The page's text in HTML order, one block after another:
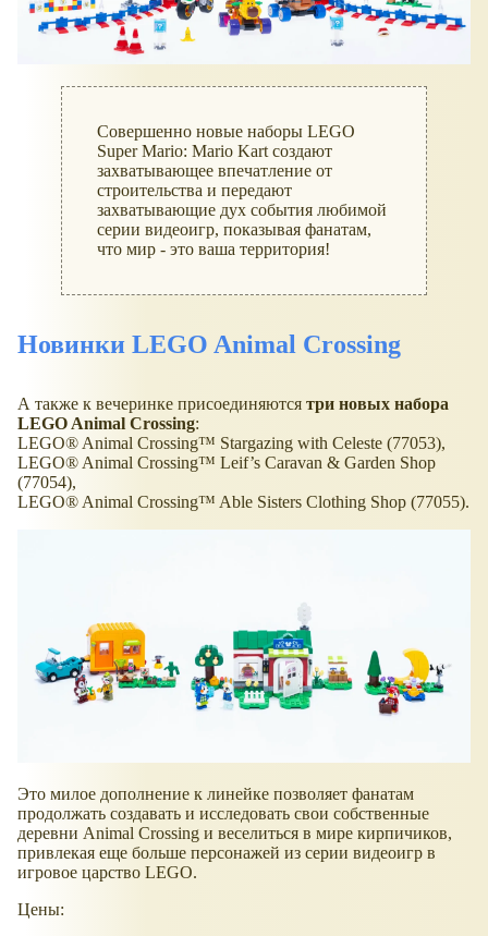
Совершенно новые наборы LEGO
Super Mario: Mario Kart создают
захватывающее впечатление от
строительства и передают
захватывающие дух события любимой
серии видеоигр, показывая фанатам,
что мир - это ваша территория!
Новинки LEGO Animal Crossing
А также к вечеринке присоединяются три новых набора
LEGO Animal Crossing:
LEGO® Animal Crossing™ Stargazing with Celeste (77053),
LEGO® Animal Crossing™ Leif’s Caravan & Garden Shop
(77054),
LEGO® Animal Crossing™ Able Sisters Clothing Shop (77055).
Это милое дополнение к линейке позволяет фанатам
продолжать создавать и исследовать свои собственные
деревни Animal Crossing и веселиться в мире кирпичиков,
привлекая еще больше персонажей из серии видеоигр в
игровое царство LEGO.
Цены: